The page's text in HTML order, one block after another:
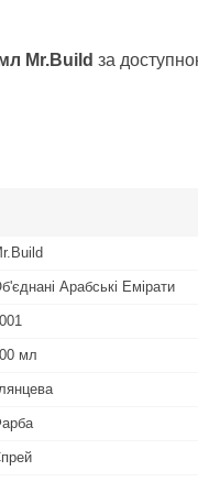
Mr.Build за
Арабські Емірати
мл